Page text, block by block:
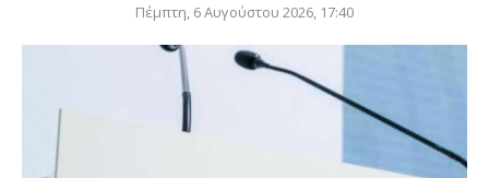
Πέμπτη, 6 Αυγούστου 2026, 17:40